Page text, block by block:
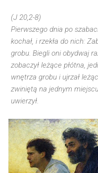
(J 20,2-8)
Pierwszego dnia po
kochał, i rzekła do nich:
grobu. Biegli oni obydwaj
zobaczył leżące płótna,
wnętrza grobu i ujrzał
zwiniętą na jednym
uwierzył.